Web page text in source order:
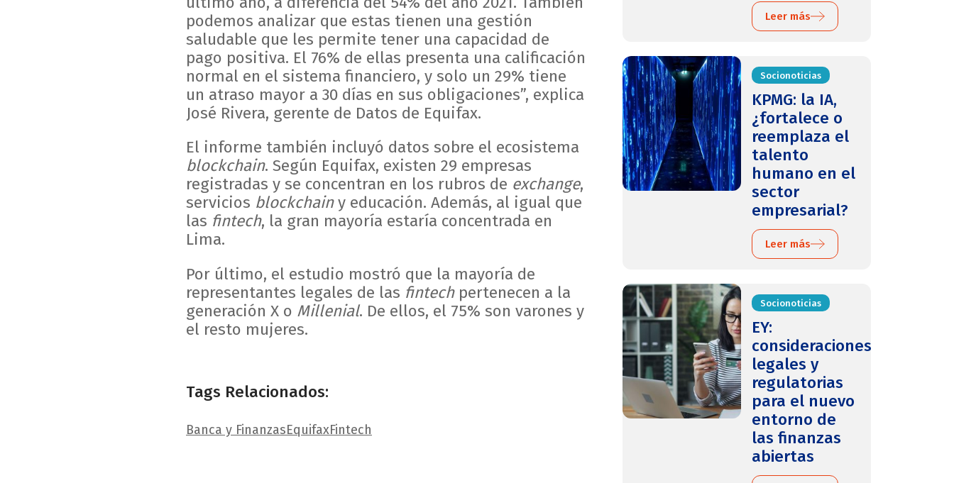
podemos analizar que estas tienen una gestión
saludable que les permite tener una capacidad de
pago positiva. El 76% de ellas presenta una calificación
normal en el sistema financiero, y solo un 29% tiene
un atraso mayor a 30 días en sus obligaciones”, explica
José Rivera, gerente de Datos de Equifax.
El informe también incluyó datos sobre el ecosistema
blockchain. Según Equifax, existen 29 empresas
registradas y se concentran en los rubros de exchange,
servicios blockchainy educación. Además, al igual que
las fintech, la gran mayoría estaría concentrada en
Lima.
Por último, el estudio mostró que la mayoría de
representantes legales de las fintechpertenecen a la
generación X o Millenial. De ellos, el 75% son varones y
el resto mujeres.
Tags Relacionados:
Banca y FinanzasEquifaxFintech
Leer más
Socionoticias
KPMG: la IA,
¿fortalece o
reemplaza el
talento
humano en el
sector
empresarial?
Leer más
Socionoticias
EY:
consideraciones
legales y
regulatorias
para el nuevo
entorno de
las finanzas
abiertas